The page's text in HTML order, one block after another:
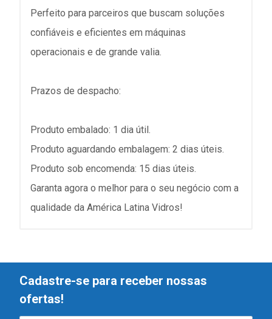
Perfeito para parceiros que buscam soluções
confiáveis e eficientes em máquinas
operacionais e de grande valia.
Prazos de despacho:
Produto embalado: 1 dia útil.
Produto aguardando embalagem: 2 dias úteis.
Produto sob encomenda: 15 dias úteis.
Garanta agora o melhor para o seu negócio com a
qualidade da América Latina Vidros!
Cadastre-se para receber nossas
ofertas!